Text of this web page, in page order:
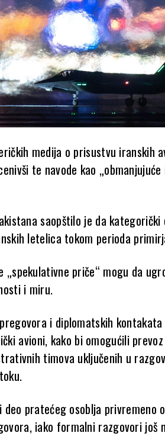
medija o prisustvu iranskih
te navode kao „obmanjujuće
saopštilo je da kategorički
letelica tokom perioda
„spekulativne priče“ mogu da
i miru.
i diplomatskih
avioni, kako bi omogućili
timova uključenih u
deo pratećeg osoblja privremeno
iako formalni razgovori još